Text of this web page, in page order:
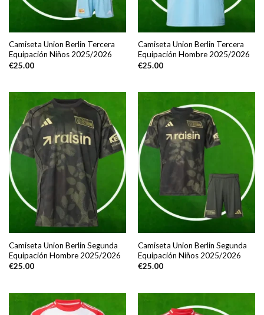
Camiseta Union Berlin Tercera
Equipación Niños 2025/2026
€25.00
Camiseta Union Berlin Tercera
Equipación Hombre 2025/2026
€25.00
Camiseta Union Berlin Segunda
Equipación Hombre 2025/2026
€25.00
Camiseta Union Berlin Segunda
Equipación Niños 2025/2026
€25.00